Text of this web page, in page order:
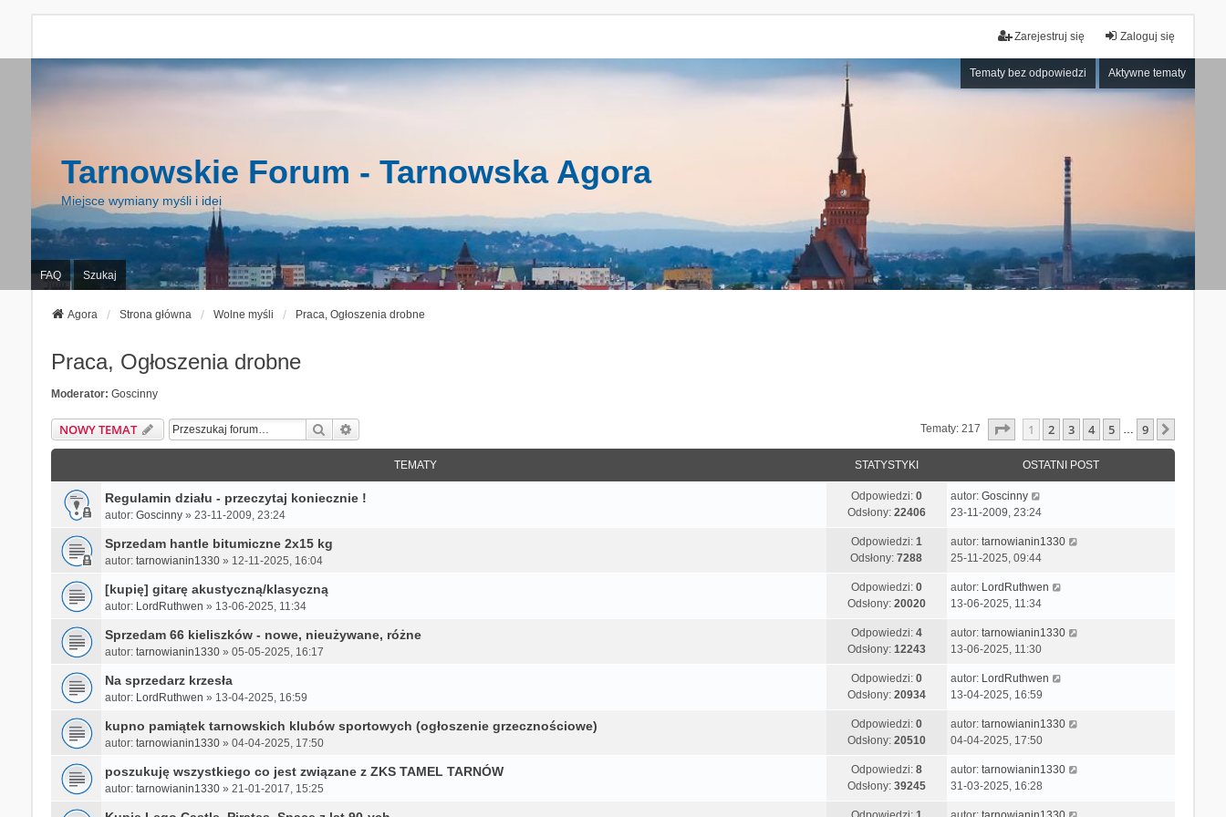
Zaloguj się
Zarejestruj się
Tematy bez odpowiedzi Aktywne tematy
Tarnowskie Forum - Tarnowska Agora
Miejsce wymiany myśli i idei
FAQ Szukaj
Agora Strona główna Wolne myśli Praca, Ogłoszenia drobne
Praca, Ogłoszenia drobne
Moderator: Goscinny
NOWY TEMAT Szukaj Tematy: 217 Strona1 Z9
1 2 3 4 5 … 9
TEMATY STATYSTYKI OSTATNI POST
Regulamin działu - przeczytaj koniecznie !
autor: Goscinny» 23-11-2009, 23:24
Odpowiedzi: 0
Odsłony: 22406
autor: Goscinny
23-11-2009, 23:24
Sprzedam hantle bitumiczne 2x15 kg
autor: tarnowianin1330» 12-11-2025, 16:04
Odpowiedzi: 1
Odsłony:7288
autor: tarnowianin1330
25-11-2025, 09:44
[kupię] gitarę akustyczną/klasyczną
autor: LordRuthwen » 13-06-2025, 11:34
Odpowiedzi: 0
Odsłony: 20020
autor: LordRuthwen
13-06-2025, 11:34
Sprzedam 66 kieliszków - nowe, nieużywane, różne
autor: tarnowianin1330» 05-05-2025, 16:17
Odpowiedzi: 4
Odsłony: 12243
autor: tarnowianin1330
13-06-2025, 11:30
Na sprzedarz krzesła
autor: LordRuthwen » 13-04-2025, 16:59
Odpowiedzi: 0
Odsłony: 20934
autor: LordRuthwen
13-04-2025, 16:59
kupno pamiątek tarnowskich klubów sportowych (ogłoszenie grzecznościowe)
autor: tarnowianin1330» 04-04-2025, 17:50
Odpowiedzi: 0
Odsłony: 20510
autor: tarnowianin1330
04-04-2025, 17:50
poszukuję wszystkiego co jest związane z ZKS TAMEL TARNÓW
autor: tarnowianin1330» 21-01-2017, 15:25
Odpowiedzi: 8
Odsłony: 39245
autor: tarnowianin1330
31-03-2025, 16:28